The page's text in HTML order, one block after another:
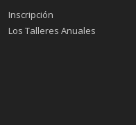
Inscripción
Los Talleres Anuales